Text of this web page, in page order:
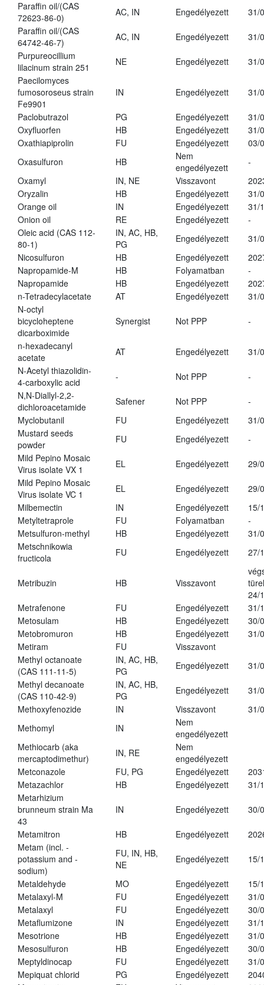
Paraffin oil/(CAS
72623-86-0)
AC, IN Engedélyezett
31/
Paraffin oil/(CAS
64742-46-7)
AC, IN Engedélyezett
31/
Purpureocillium
lilacinum strain 251
NE Engedélyezett
31/
Paecilomyces
fumosoroseus strain
Fe9901
IN Engedélyezett 31/
Paclobutrazol PG Engedélyezett
31/
Oxyfluorfen
HB Engedélyezett
31/
Oxathiapiprolin
FU Engedélyezett
03/
Oxasulfuron
HB
Nem
engedélyezett
-
Oxamyl
IN, NE Visszavont
Oryzalin
HB Engedélyezett
31/
Orange oil
IN Engedélyezett
31/
Onion oil
RE Engedélyezett
-
Oleic acid (CAS 112-
80-1)
IN, AC, HB,
PG
Engedélyezett
31/
Nicosulfuron
HB Engedélyezett
Napropamide-M
HB Folyamatban
-
Napropamide
HB Engedélyezett
n-Tetradecylacetate
AT Engedélyezett
31/
N-octyl
bicycloheptene
dicarboximide
Synergist Not PPP -
n-hexadecanyl
acetate
AT Engedélyezett
31/
N-Acetyl thiazolidin-
4-carboxylic acid
- Not PPP
-
N,N-Diallyl-2,2-
dichloroacetamide
Safener Not PPP
-
Myclobutanil
FU Engedélyezett
31/
Mustard seeds
powder
FU Engedélyezett
-
Mild Pepino Mosaic
Virus isolate VX 1
EL Engedélyezett
29/
Mild Pepino Mosaic
Virus isolate VC 1
EL Engedélyezett
29/
Milbemectin
IN Engedélyezett
15/
Metyltetraprole
FU Folyamatban
-
Metsulfuron-methyl
HB Engedélyezett
31/
Metschnikowia
fructicola
FU Engedélyezett 27/
Metribuzin HB Visszavont
24/
Metrafenone
FU Engedélyezett
31/
Metosulam
HB Engedélyezett
30/
Metobromuron
HB Engedélyezett
31/
Metiram
FU
Visszavont
Methyl octanoate
(CAS 111-11-5)
IN, AC, HB,
PG
Engedélyezett
31/
Methyl decanoate
(CAS 110-42-9)
IN, AC, HB,
PG
Engedélyezett
31/
Methoxyfenozide
IN Visszavont
31/
Methomyl
IN
Nem
engedélyezett
Methiocarb (aka
mercaptodimethur)
IN, RE
Nem
engedélyezett
Metconazole
FU, PG Engedélyezett
Metazachlor
HB Engedélyezett
31/
Metarhizium
brunneum strain Ma
43
IN Engedélyezett 30/
Metamitron HB Engedélyezett
Metam (incl. -
potassium and -
sodium)
FU, IN, HB,
NE
Engedélyezett 15/
Metaldehyde MO Engedélyezett
15/
Metalaxyl-M
FU Engedélyezett
31/
Metalaxyl
FU Engedélyezett
30/
Metaflumizone
IN Engedélyezett
31/
Mesotrione
HB Engedélyezett
31/
Mesosulfuron
HB Engedélyezett
30/
Meptyldinocap
FU Engedélyezett
31/
Mepiquat chlorid
PG Engedélyezett